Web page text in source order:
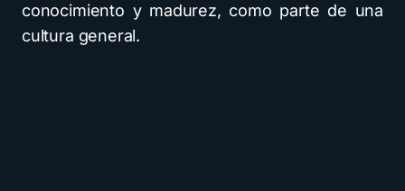
conocimiento y madurez, como parte de una
cultura general.